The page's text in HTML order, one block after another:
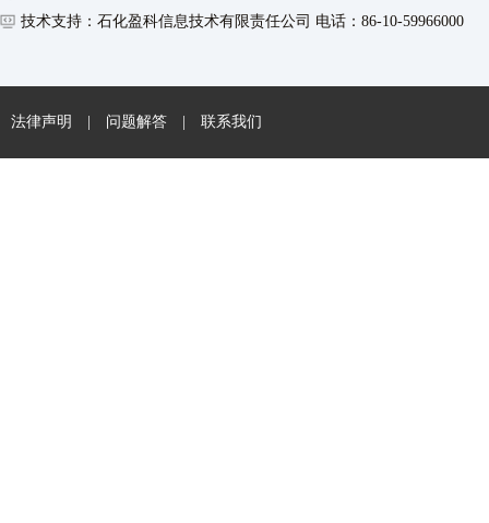
技术支持：石化盈科信息技术有限责任公司 电话：86-10-59966000
法律声明 | 问题解答 | 联系我们